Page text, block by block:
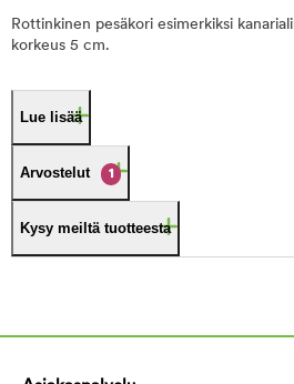
Rottinkinen pesäkori esimerkiksi
korkeus 5 cm.
Lue lisää
Arvostelut 1
Kysy meiltä tuotteesta